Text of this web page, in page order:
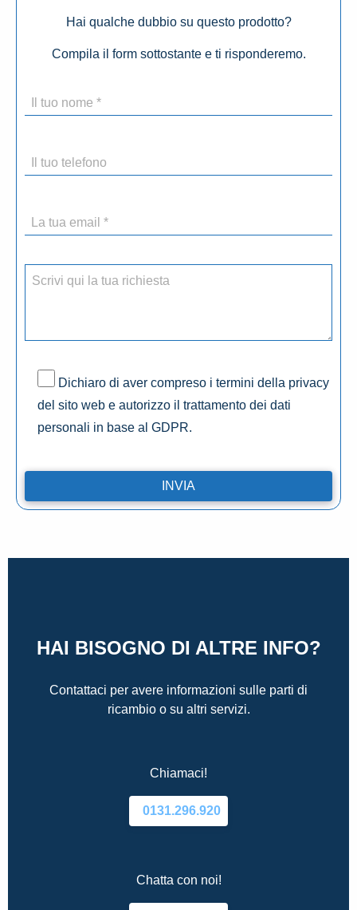
Hai qualche dubbio su questo prodotto?
Compila il form sottostante e ti risponderemo.
Dichiaro di aver compreso i termini della privacy
del sito web e autorizzo il trattamento dei dati
personali in base al GDPR.
HAI BISOGNO DI ALTRE INFO?
Contattaci per avere informazioni sulle parti di
ricambio o su altri servizi.
Chiamaci!
0131.296.920
Chatta con noi!